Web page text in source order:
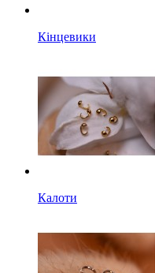
Кінцевики
Калоти